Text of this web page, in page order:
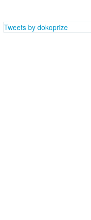
Tweets by dokoprize